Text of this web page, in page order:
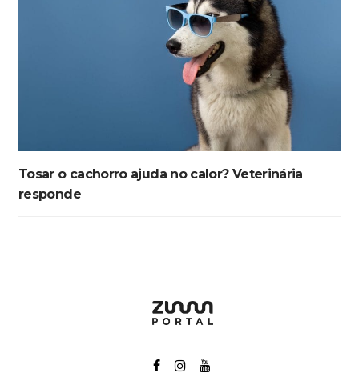
Tosar o cachorro ajuda no calor? Veterinária
responde